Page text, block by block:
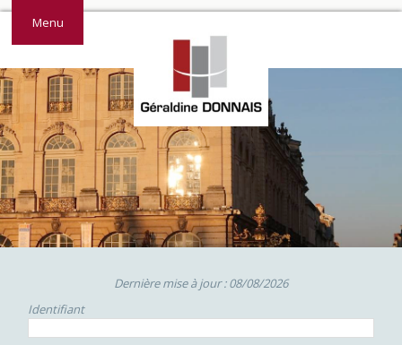
Menu
Dernière mise à jour : 08/08/2026
Identifiant